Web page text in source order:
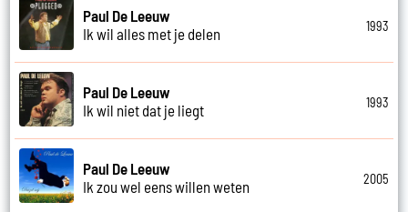
Paul De Leeuw
Ik wil alles met je delen
1993
Paul De Leeuw
Ik wil niet dat je liegt
1993
Paul De Leeuw
Ik zou wel eens willen weten
2005